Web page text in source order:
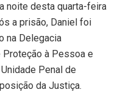
noite desta quarta-feira
a prisão, Daniel foi
na Delegacia
à Pessoa e
Penal de
da Justiça.